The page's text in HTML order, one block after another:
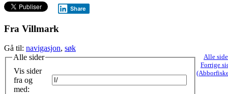
Share
Fra Villmark
Gå til: navigasjon, søk
Alle sider
Vis sider
fra og
med:
Alle
Forrige